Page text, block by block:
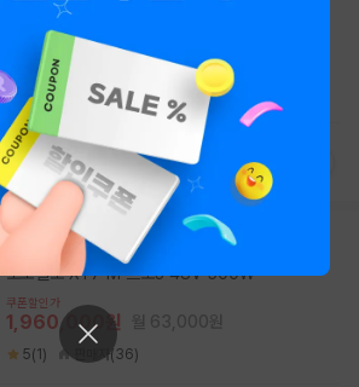
모토벨로 TN8 프로 48V 500W
쿠폰할인가
1,468,000원 월 47,400원
4.8(4) 판매자(47)
모터출력 500W 구동방식 PAS/스로틀
전기자전거 모토벨로
모토벨로 XT7 M 프로3 48V 500W
쿠폰할인가
1,960,000원
5(1) 판매자(36)